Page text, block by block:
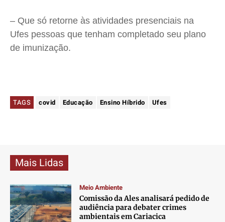
– Que só retorne às atividades presenciais na
Ufes pessoas que tenham completado seu plano
de imunização.
TAGS covid Educação Ensino Híbrido Ufes
Mais Lidas
Meio Ambiente
Comissão da Ales analisará pedido de
audiência para debater crimes
ambientais em Cariacica